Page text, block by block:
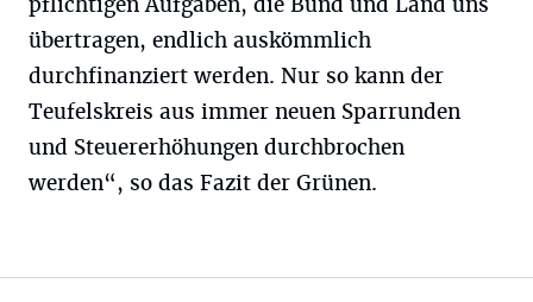
übertragen, endlich auskömmlich
durchfinanziert werden. Nur so kann der
Teufelskreis aus immer neuen Sparrunden
und Steuererhöhungen durchbrochen
werden“, so das Fazit der Grünen.